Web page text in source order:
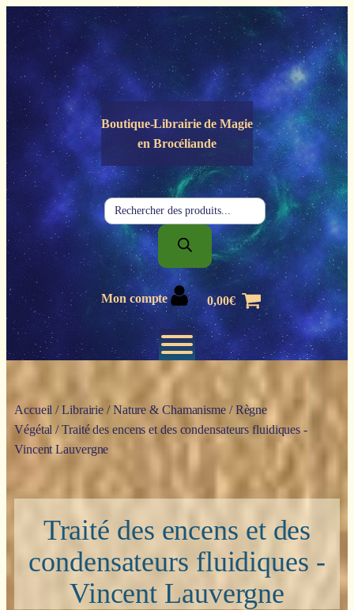
Panneau de gestion des cookies
Boutique-Librairie deMagie
en Brocéliande
Recherche
de
produits
Mon compte 0,00€
Accueil /Librairie /Nature & Chamanisme/Règne
Végétal / Traité des encens et des condensateurs fluidiques -
Vincent Lauvergne
Traité des encens et des
condensateurs fluidiques -
Vincent Lauvergne